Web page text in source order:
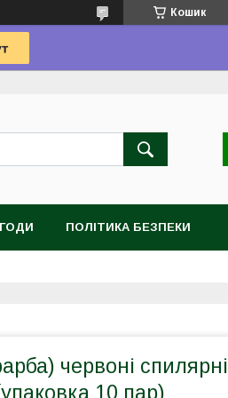
Кошик
ПОЛІТИКА БЕЗПЕКИ
червоні спилярні
10 пар)